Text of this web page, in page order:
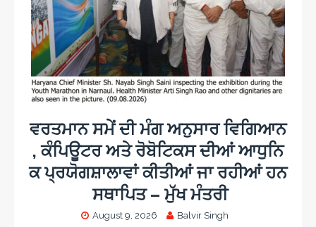
ਵਰਤਮਾਨ ਸਮੇਂ ਦੀ ਮੰਗ ਅਨੁਸਾਰ ਵਿਗਿਆਨ
, ਕੰਪਿਊਟਰ ਅਤੇ ਰੋਬੋਟਿਕਸ ਦੀਆਂ ਆਧੁਨਿ
ਕ ਪ੍ਰਯੋਗਸ਼ਾਲਾਵਾਂ ਕੀਤੀਆਂ ਜਾ ਰਹੀਆਂ ਹਨ
ਸਥਾਪਿਤ – ਮੁੱਖ ਮੰਤਰੀ
August 9, 2026 Balvir Singh